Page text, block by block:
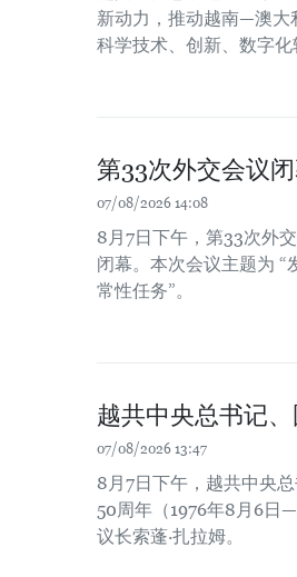
新动力，推动越南—澳大
科学技术、创新、数字化
第33次外交会议
07/08/2026 14:08
8月7日下午，第33次外
闭幕。本次会议主题为
常性任务”。
越共中央总书记
07/08/2026 13:47
8月7日下午，越共中央
50周年（1976年8月6日
议长索蓬·扎拉姆。